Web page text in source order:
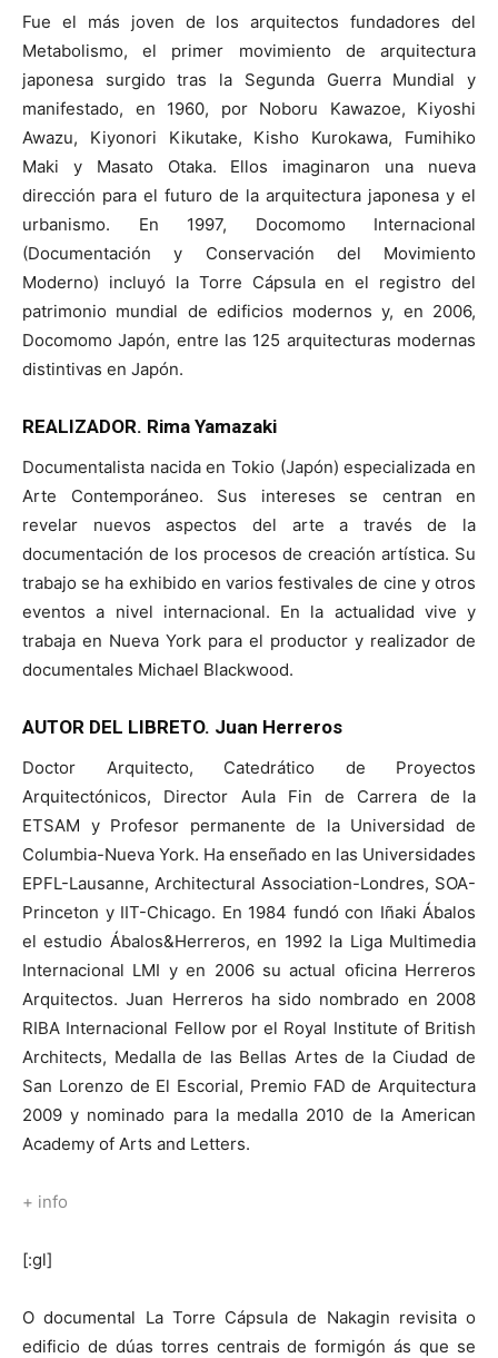
Fue el más joven de los arquitectos fundadores del
Metabolismo, el primer movimiento de arquitectura
japonesa surgido tras la Segunda Guerra Mundial y
manifestado, en 1960, por Noboru Kawazoe, Kiyoshi
Awazu, Kiyonori Kikutake, Kisho Kurokawa, Fumihiko
Maki y Masato Otaka. Ellos imaginaron una nueva
dirección para el futuro de la arquitectura japonesa y el
urbanismo. En 1997, Docomomo Internacional
(Documentación y Conservación del Movimiento
Moderno) incluyó la Torre Cápsula en el registro del
patrimonio mundial de edificios modernos y, en 2006,
Docomomo Japón, entre las 125 arquitecturas modernas
distintivas en Japón.
REALIZADOR. Rima Yamazaki
Documentalista nacida en Tokio (Japón) especializada en
Arte Contemporáneo. Sus intereses se centran en
revelar nuevos aspectos del arte a través de la
documentación de los procesos de creación artística. Su
trabajo se ha exhibido en varios festivales de cine y otros
eventos a nivel internacional. En la actualidad vive y
trabaja en Nueva York para el productor y realizador de
documentales Michael Blackwood.
AUTOR DEL LIBRETO. Juan Herreros
Doctor Arquitecto, Catedrático de Proyectos
Arquitectónicos, Director Aula Fin de Carrera de la
ETSAM y Profesor permanente de la Universidad de
Columbia-Nueva York. Ha enseñado en las Universidades
EPFL-Lausanne, Architectural Association-Londres, SOA-
Princeton y IIT-Chicago. En 1984 fundó con Iñaki Ábalos
el estudio Ábalos&Herreros, en 1992 la Liga Multimedia
Internacional LMI y en 2006 su actual oficina Herreros
Arquitectos. Juan Herreros ha sido nombrado en 2008
RIBA Internacional Fellow por el Royal Institute of British
Architects, Medalla de las Bellas Artes de la Ciudad de
San Lorenzo de El Escorial, Premio FAD de Arquitectura
2009 y nominado para la medalla 2010 de la American
Academy of Arts and Letters.
+ info
[:gl]
O documental La Torre Cápsula de Nakagin revisita o
edificio de dúas torres centrais de formigón ás que se